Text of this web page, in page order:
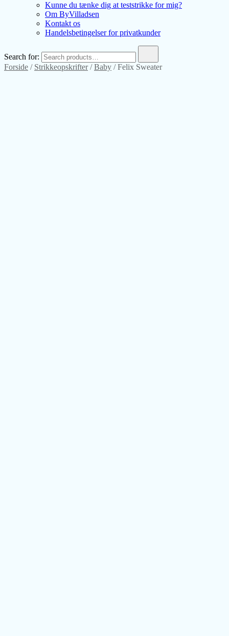
Kunne du tænke dig at teststrikke for mig?
Om ByVilladsen
Kontakt os
Handelsbetingelser for privatkunder
Search for:
Forside / Strikkeopskrifter/Baby / Felix Sweater